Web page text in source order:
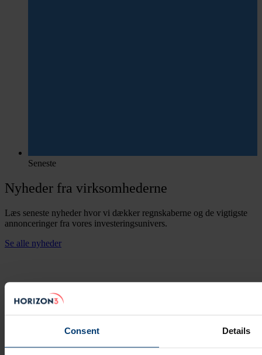
Consent Details
Seneste
Nyheder fra virksomhederne
Læs seneste nyheder hvor vi dækker regnskaberne og de vigtigste
annonceringer fra vores investeringsunivers.
Se alle nyheder